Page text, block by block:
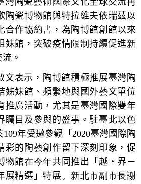
陶瓷博物館與特拉維夫依瑞茲以
合作協約書，為陶博館創館以來
妹館，突破疫情限制持續促進新
流。
文表示，陶博館積極推展臺灣陶
姊妹館、頻繁地與國外藝文單位
推廣活動，尤其是臺灣國際雙年
矚目及參與的盛事。駐臺北以色
109年受邀參觀「 2020臺灣國際陶
彩的陶藝創作留下深刻印象，促
物館在今年共同推出「越‧界－
展精選」特展 。新北市副市長謝